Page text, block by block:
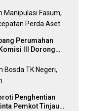
Perumahan
III Dorong
Penghentian
Pemkot Tinjau